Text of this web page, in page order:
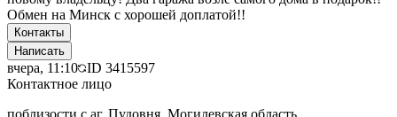
Обмен на Минск с хорошей доплатой!!
Контакты
Написать
вчера, 11:10 ID 3415597
Контактное лицо
поблизости с аг. Пудовня, Могилевская область